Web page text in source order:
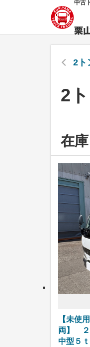
中古
2ト
2
在庫
【未使
両】 ２
中型５